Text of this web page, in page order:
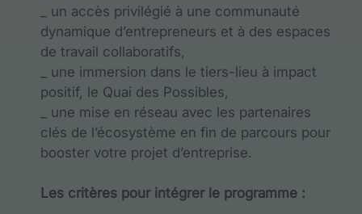
_ un accès privilégié à une communauté
dynamique d’entrepreneurs et à des espaces
de travail collaboratifs,
_ une immersion dans le tiers-lieu à impact
positif, le Quai des Possibles,
_ une mise en réseau avec les partenaires
clés de l’écosystème en fin de parcours pour
booster votre projet d’entreprise.
Les critères pour intégrer le programme :